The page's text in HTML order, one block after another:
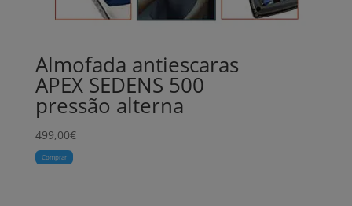
Almofada antiescaras
APEX SEDENS 500
pressão alterna
499,00€
Comprar